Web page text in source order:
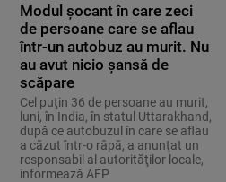
Modul șocant în care zeci
de persoane care se aflau
într-un autobuz au murit. Nu
au avut nicio șansă de
scăpare
Cel puţin 36 de persoane au murit,
luni, în India, în statul Uttarakhand,
după ce autobuzul în care se aflau
a căzut într-o râpă, a anunţat un
responsabil al autorităţilor locale,
informează AFP.